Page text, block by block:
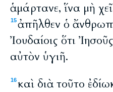
ἁμάρτανε, ἵνα μὴ
15ἀπῆλθεν ὁ
Ἰουδαίοις ὅτι
αὐτὸν ὑγιῆ.
16καὶ διὰ τοῦτο